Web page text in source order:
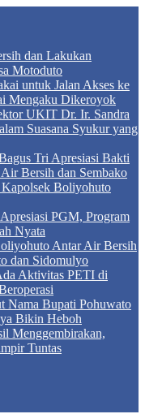
dan Lakukan
Motoduto
untuk Jalan Akses ke
Mengaku Dikeroyok
UKIT Dr. Ir. Sandra
Suasana Syukur yang
Tri Apresiasi Bakti
Bersih dan Sembako
Boliyohuto
PGM, Program
Nyata
Antar Air Bersih
dan Sidomulyo
Aktivitas PETI di
Nama Bupati Pohuwato
Bikin Heboh
Menggembirakan,
Tuntas